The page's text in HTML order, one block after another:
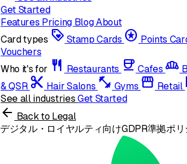
Get Started
Features Pricing BlogAbout
Card types loyalty Stamp Cards stars Points
Vouchers
Who it's for restaurant Restaurants coffee Cafes bakery_dining
& QSR content_cut Hair Salons fitness_center Gyms storefront Retail
See all industries Get Started
arrow_back Back to Legal
デジタル・ロイヤルティ向けGDPR準拠ポリ